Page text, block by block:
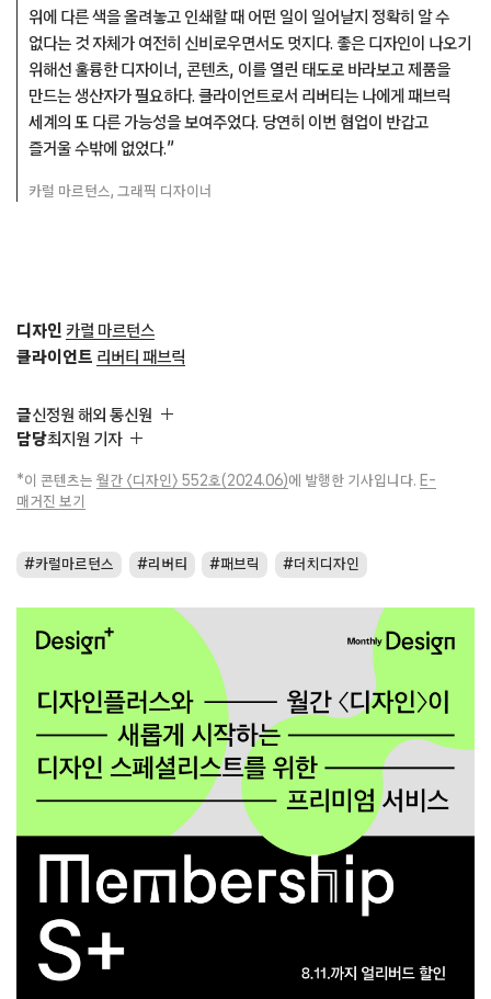
위에 다른 색을 올려놓고 인쇄할 때 어떤 일이 일어날지 정확히 알 수
없다는 것 자체가 여전히 신비로우면서도 멋지다. 좋은 디자인이 나오기
위해선 훌륭한 디자이너, 콘텐츠, 이를 열린 태도로 바라보고 제품을
만드는 생산자가 필요하다. 클라이언트로서 리버티는 나에게 패브릭
세계의 또 다른 가능성을 보여주었다. 당연히 이번 협업이 반갑고
즐거울 수밖에 없었다.”
카럴 마르턴스, 그래픽 디자이너
디자인 카럴 마르턴스
클라이언트 리버티 패브릭
글신정원 해외 통신원
담당최지원 기자
*이 콘텐츠는 월간 〈디자인〉 552호(2024.06)에 발행한 기사입니다. E-
매거진 보기
카럴마르턴스 리버티 패브릭 더치디자인